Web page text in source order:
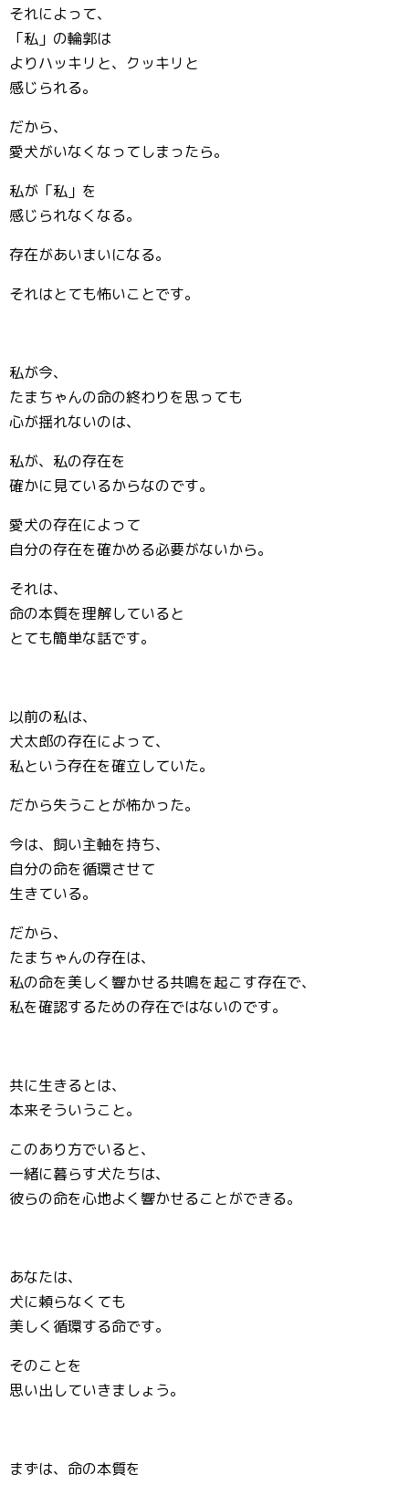
それによって、
「私」の輪郭は
よりハッキリと、クッキリと
感じられる。
だから、
愛犬がいなくなってしまったら。
私が「私」を
感じられなくなる。
存在があいまいになる。
それはとても怖いことです。
私が今、
たまちゃんの命の終わりを思っても
心が揺れないのは、
私が、私の存在を
確かに見ているからなのです。
愛犬の存在によって
自分の存在を確かめる必要がないから。
それは、
命の本質を理解していると
とても簡単な話です。
以前の私は、
犬太郎の存在によって、
私という存在を確立していた。
だから失うことが怖かった。
今は、飼い主軸を持ち、
自分の命を循環させて
生きている。
だから、
たまちゃんの存在は、
私の命を美しく響かせる共鳴を起こす存在で、
私を確認するための存在ではないのです。
共に生きるとは、
本来そういうこと。
このあり方でいると、
一緒に暮らす犬たちは、
彼らの命を心地よく響かせることができる。
あなたは、
犬に頼らなくても
美しく循環する命です。
そのことを
思い出していきましょう。
まずは、命の本質を